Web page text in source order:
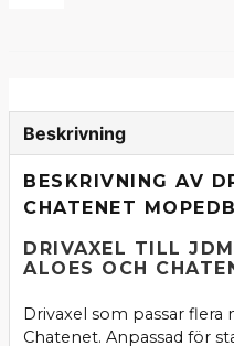
Beskrivning
BESKRIVNING AV
CHATENET
DRIVAXEL TILL
ALOES OCH
Drivaxel som passar
Chatenet. Anpassad för